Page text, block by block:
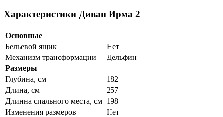
Характеристики Диван Ирма 2
Основные
Бельевой ящик
Нет
Механизм трансформации
Дельфин
Размеры
Глубина, см
182
Длина, см
257
Длинна спального места, см 198
Изменения размеров
Нет